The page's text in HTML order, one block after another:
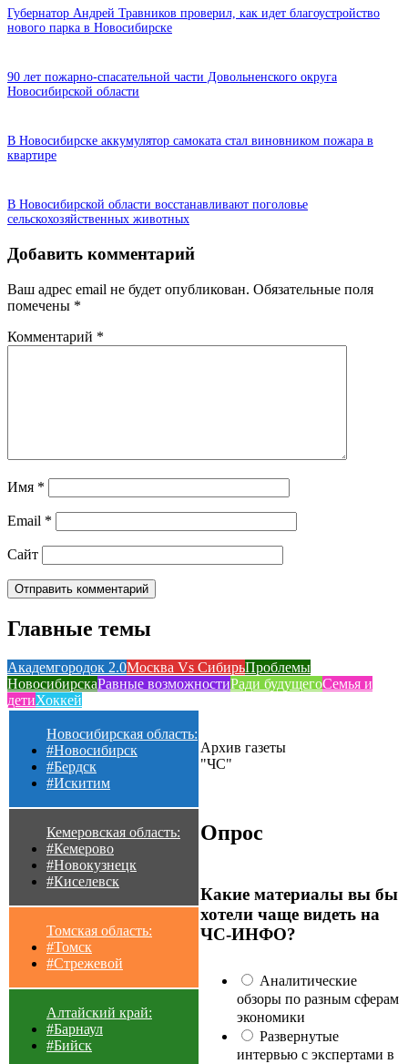
Губернатор Андрей Травников проверил, как идет благоустройство
нового парка в Новосибирске
90 лет пожарно-спасательной части Довольненского округа
Новосибирской области
В Новосибирске аккумулятор самоката стал виновником пожара в
квартире
В Новосибирской области восстанавливают поголовье
сельскохозяйственных животных
Добавить комментарий
Ваш адрес email не будет опубликован. Обязательные поля
помечены *
Комментарий *
Имя *
Email *
Сайт
Главные темы
Академгородок 2.0Москва Vs СибирьПроблемы
НовосибирскаРавные возможностиРади будущегоСемья и
детиХоккей
Новосибирская область:
#Новосибирск
#Бердск
#Искитим
Кемеровская область:
#Кемерово
#Новокузнецк
#Киселевск
Томская область:
#Томск
#Стрежевой
Алтайский край:
#Барнаул
#Бийск
Архив газеты
"ЧС"
Опрос
Какие материалы вы бы
хотели чаще видеть на
ЧС-ИНФО?
Аналитические
обзоры по разным сферам
экономики
Развернутые
интервью с экспертами в